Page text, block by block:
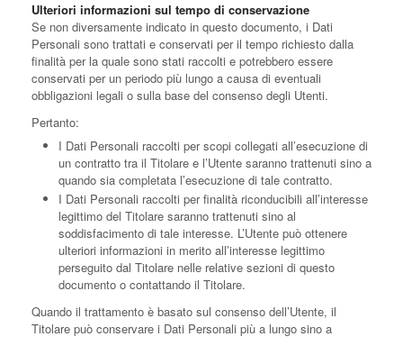
Ulteriori informazioni sul tempo di conservazione
Se non diversamente indicato in questo documento, i Dati
Personali sono trattati e conservati per il tempo richiesto dalla
finalità per la quale sono stati raccolti e potrebbero essere
conservati per un periodo più lungo a causa di eventuali
obbligazioni legali o sulla base del consenso degli Utenti.
Pertanto:
I Dati Personali raccolti per scopi collegati all’esecuzione di
un contratto tra il Titolare e l’Utente saranno trattenuti sino a
quando sia completata l’esecuzione di tale contratto.
I Dati Personali raccolti per finalità riconducibili all’interesse
legittimo del Titolare saranno trattenuti sino al
soddisfacimento di tale interesse. L’Utente può ottenere
ulteriori informazioni in merito all’interesse legittimo
perseguito dal Titolare nelle relative sezioni di questo
documento o contattando il Titolare.
Quando il trattamento è basato sul consenso dell’Utente, il
Titolare può conservare i Dati Personali più a lungo sino a